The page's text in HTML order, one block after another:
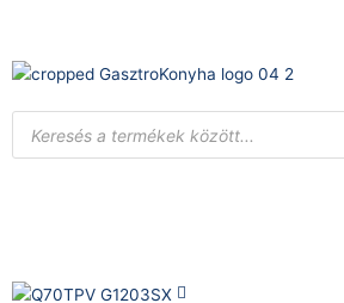
content
Products
search